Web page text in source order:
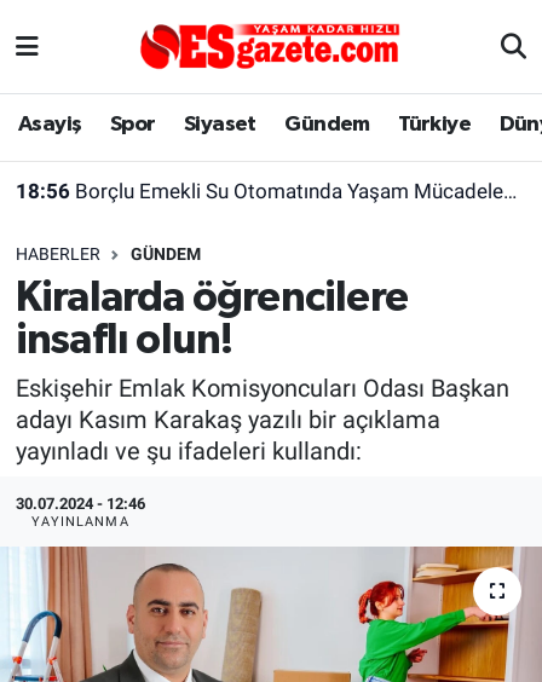
Asayiş Spor Siyaset Gündem Türkiye
18:56 Borçlu Emekli Su Otomatında Yaşam Mücadelesi Veriyor
HABERLER GÜNDEM
Kiralarda öğrencilere
insaflı olun!
Eskişehir Emlak Komisyoncuları Odası Başkan
adayı Kasım Karakaş yazılı bir açıklama
yayınladı ve şu ifadeleri kullandı:
30.07.2024 - 12:46
YAYINLANMA
Asayiş
Gündem
Türkiye
Dünya
Sağlık
Alış-Veriş/İş dünyası
Yaşam
Eskişehirspor Arşivi
Eskişehir Arşivi
Röportaj
Ekonomi
Kültür Sanat
Politika
Bilecik
Eskişehir Nöbetçi Eczaneler
Süper Lig Puan Durumu ve Fikstür
Tüm Manşetler
Son Dakika Haberleri
Haber Arşivi